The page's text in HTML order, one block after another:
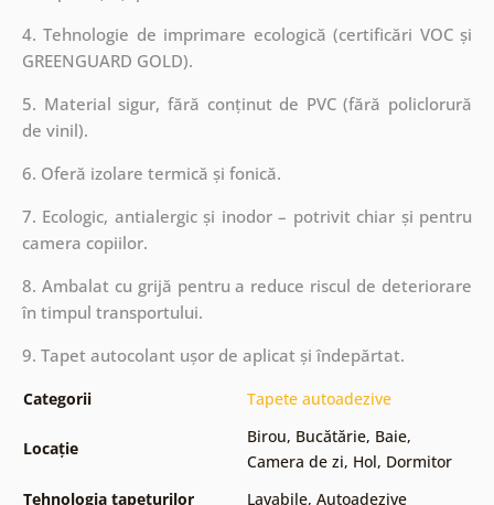
4. Tehnologie de imprimare ecologică (certificări VOC și
GREENGUARD GOLD).
5. Material sigur, fără conținut de PVC (fără policlorură
de vinil).
6. Oferă izolare termică și fonică.
7. Ecologic, antialergic și inodor – potrivit chiar și pentru
camera copiilor.
8. Ambalat cu grijă pentru a reduce riscul de deteriorare
în timpul transportului.
9. Tapet autocolant ușor de aplicat și îndepărtat.
Categorii Tapete autoadezive
Locație
Birou, Bucătărie, Baie,
Camera de zi, Hol, Dormitor
Tehnologia tapeturilor
Lavabile, Autoadezive